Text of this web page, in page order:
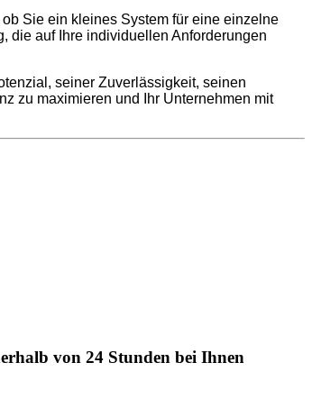
Sie ein kleines System für eine einzelne
die auf Ihre individuellen Anforderungen
seiner Zuverlässigkeit, seinen
zu maximieren und Ihr Unternehmen mit
von 24 Stunden bei Ihnen